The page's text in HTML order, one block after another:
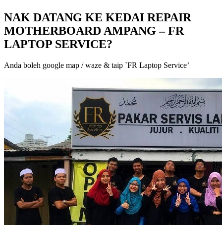
NAK DATANG KE KEDAI REPAIR
MOTHERBOARD AMPANG – FR
LAPTOP SERVICE?
Anda boleh google map / waze & taip `FR Laptop Service’